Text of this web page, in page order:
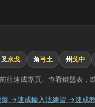
叉水戈 角弓土 州戈中
往速成專頁、查看鍵盤表，
盤 →速成輸入法練習 →速成